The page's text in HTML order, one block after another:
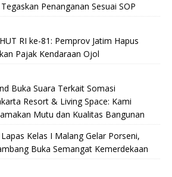
Tegaskan Penanganan Sesuai SOP
RI ke-81: Pemprov Jatim Hapus
Pajak Kendaraan Ojol
Buka Suara Terkait Somasi
Resort & Living Space: Kami
Mutu dan Kualitas Bangunan
Kelas I Malang Gelar Porseni,
Buka Semangat Kemerdekaan